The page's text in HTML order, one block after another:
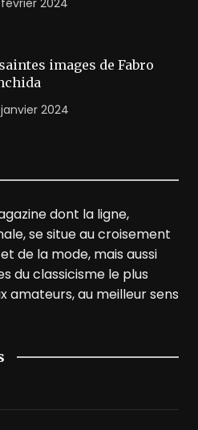
février 2024
images de Fabro
janvier 2024
dont la ligne,
se situe au croisement
de la mode, mais aussi
du classicisme le plus
amateurs, au meilleur sens